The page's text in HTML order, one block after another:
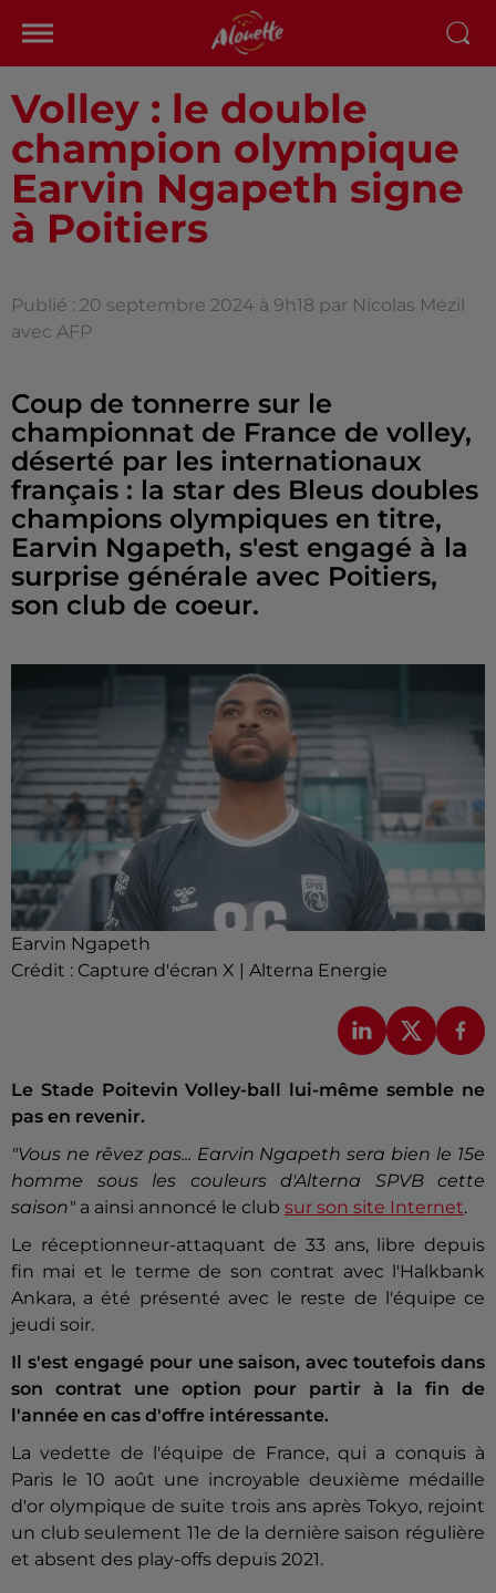
Volley : le double
champion olympique
Earvin Ngapeth signe
à Poitiers
Publié : 20 septembre 2024 à 9h18 par Nicolas Mézil
avec AFP
Coup de tonnerre sur le
championnat de France de volley,
déserté par les internationaux
français : la star des Bleus doubles
champions olympiques en titre,
Earvin Ngapeth, s'est engagé à la
surprise générale avec Poitiers,
son club de coeur.
Earvin Ngapeth
Crédit : Capture d'écran X | Alterna Energie
Le Stade Poitevin Volley-ball lui-même semble ne
pas en revenir.
"Vous ne rêvez pas... Earvin Ngapeth sera bien le 15e
homme sous les couleurs d'Alterna SPVB cette
saison" a ainsi annoncé le club sur son site Internet.
Le réceptionneur-attaquant de 33 ans, libre depuis
fin mai et le terme de son contrat avec l'Halkbank
Ankara, a été présenté avec le reste de l'équipe ce
jeudi soir.
Il s'est engagé pour une saison, avec toutefois dans
son contrat une option pour partir à la fin de
l'année en cas d'offre intéressante.
La vedette de l'équipe de France, qui a conquis à
Paris le 10 août une incroyable deuxième médaille
d'or olympique de suite trois ans après Tokyo, rejoint
un club seulement 11e de la dernière saison régulière
et absent des play-offs depuis 2021.